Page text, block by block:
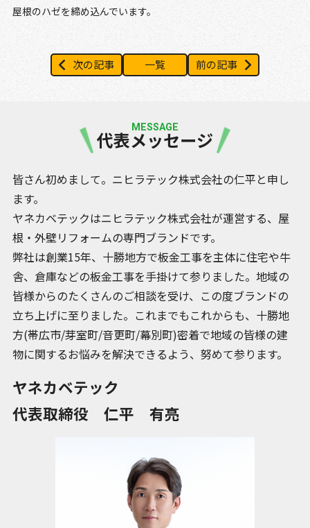
屋根のハゼを締め込んでいます。
次の記事 一覧 前の記事
代表メッセージ
MESSAGE
皆さん初めまして。ニヒラテック株式会社の仁平と申し
ます。
ヤネカベテックはニヒラテック株式会社が運営する、屋
根・外壁リフォームの専門ブランドです。
弊社は創業15年、十勝地方で板金工事を主体に住宅や牛
舎、倉庫などの板金工事を手掛けて参りました。地域の
皆様からのたくさんのご相談を受け、この度ブランドの
立ち上げに至りました。これまでもこれからも、十勝地
方(帯広市/芽室町/音更町/幕別町)密着で地域の皆様の建
物に関するお悩みを解決できるよう、努めて参ります。
ヤネカベテック
代表取締役 仁平 有亮